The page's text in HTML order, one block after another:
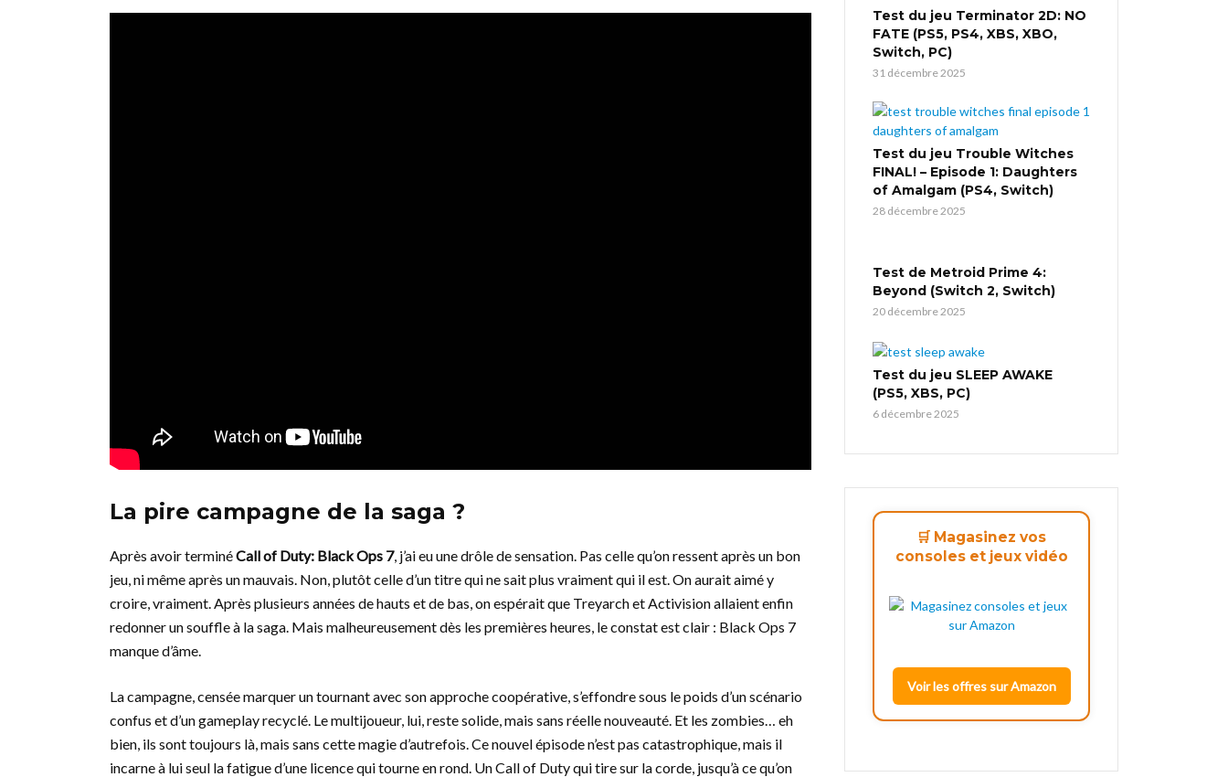
La pire campagne de la saga ?
Après avoir terminéCall of Duty: Black Ops 7, j’ai eu une drôle de sensation. Pas celle qu’on ressent après un bon
jeu, ni même après un mauvais. Non, plutôt celle d’un titre qui ne sait plus vraiment qui il est. On aurait aimé y
croire, vraiment. Après plusieurs années de hauts et de bas, on espérait que Treyarch et Activision allaient enfin
redonner un souffle à la saga. Mais malheureusement dès les premières heures, le constat est clair : Black Ops 7
manque d’âme.
La campagne, censée marquer un tournant avec son approche coopérative, s’effondre sous le poids d’un scénario
confus et d’un gameplay recyclé. Le multijoueur, lui, reste solide, mais sans réelle nouveauté. Et les zombies… eh
bien, ils sont toujours là, mais sans cette magie d’autrefois. Ce nouvel épisode n’est pas catastrophique, mais il
incarne à lui seul la fatigue d’une licence qui tourne en rond. Un Call of Duty qui tire sur la corde, jusqu’à ce qu’on
Test du jeu Terminator 2D: NO
FATE (PS5, PS4, XBS, XBO,
Switch, PC)
31 décembre 2025
Test du jeu Trouble Witches
FINAL! – Episode 1: Daughters
of Amalgam (PS4, Switch)
28 décembre 2025
Test de Metroid Prime 4:
Beyond (Switch 2, Switch)
20 décembre 2025
Test du jeu SLEEP AWAKE
(PS5, XBS, PC)
6 décembre 2025
🛒 Magasinez vos
consoles et jeux vidéo
Voir les offres sur Amazon